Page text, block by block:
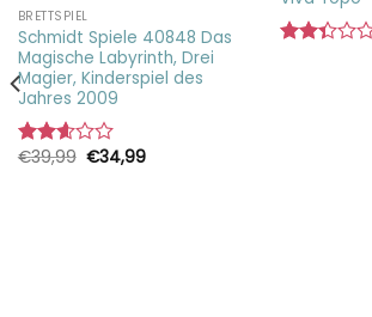
BRETTSPIEL
Schmidt Spiele 40848 Das
Magische Labyrinth, Drei
Magier, Kinderspiel des
Jahres 2009
Bewertet
€39,99 Ursprünglicher
Preis
€34,99Aktueller